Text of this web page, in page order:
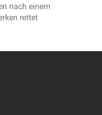
nach einem
rettet